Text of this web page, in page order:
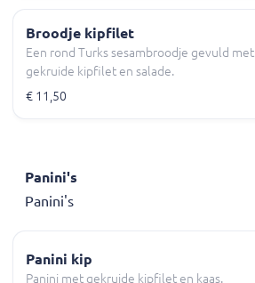
Broodje kipfilet
Een rond Turks sesambroodje gevuld met
gekruide kipfilet en salade.
€ 11,50
Panini's
Panini's
Panini kip
Panini met gekruide kipfilet en kaas.